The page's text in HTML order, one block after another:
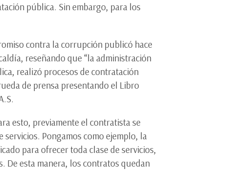
pública. Sin embargo, para los
contra la corrupción publicó hace
reseñando que “la administración
realizó procesos de contratación
de prensa presentando el Libro
esto, previamente el contratista se
Pongamos como ejemplo, la
para ofrecer toda clase de servicios,
De esta manera, los contratos quedan